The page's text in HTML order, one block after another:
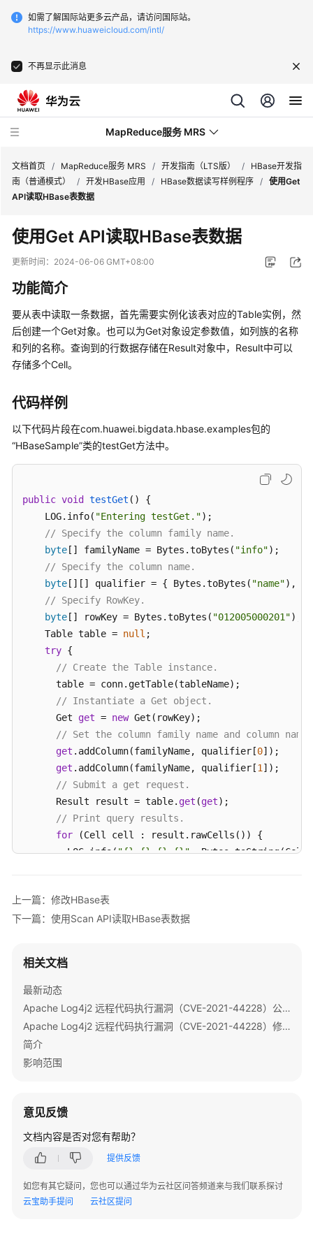
如需了解国际站更多云产品，请访问国际站。
https://www.huaweicloud.com/intl/
不再显示此消息
MapReduce服务 MRS
动
态
服
公
告
产
介
绍
计
南
（普
通
佳
实
践
开
发
开
指
（LTS
版）
文档首页 / MapReduce服务 MRS / 开发指南（LTS版） /
HBase开发指
南（普通模式）
/ 开发HBase应用 / HBase数据读写样例程序 / 使用Get
API读取HBase表数据
使用Get API读取HBase表数据
更新时间： 2024-06-06 GMT+08:00
功能简介
要从表中读取一条数据，首先需要实例化该表对应的Table实例，然
后创建一个Get对象。也可以为Get对象设定参数值，如列族的名称
和列的名称。查询到的行数据存储在Result对象中，Result中可以
存储多个Cell。
代码样例
以下代码片段在com.huawei.bigdata.hbase.examples包的
“HBaseSample”类的testGet方法中。
public void testGet ()
{
    LOG.info(
"Entering testGet.");
// Specify the column family name.
byte [] familyName = Bytes.toBytes( "info");
// Specify the column name.
byte [][] qualifier = { Bytes.toBytes( "name"),
// Specify RowKey.
byte [] rowKey = Bytes.toBytes( "012005000201");
    Table table =
null ;
try {
// Create the Table instance.
      table = conn.getTable(tableName);
// Instantiate a Get object.
      Get
get = new Get(rowKey);
// Set the column family name and column name.
get .addColumn(familyName, qualifier[0]);
get .addColumn(familyName, qualifier[1 ]);
// Submit a get request.
      Result result = table.
get (get);
// Print query results.
for (Cell cell : result.rawCells()) {
        LOG.info(
"{}:{},{},{}",
      }
      LOG.info(
"Get data successfully."
    }
finally
if
try {
// Close the HTable object.
        }
          LOG.error(
    }
    LOG.info(
"Exiting testGet."
  }
上一篇：修改HBase表
下一篇：使用Scan API读取HBase表数据
相关文档
最新动态
Apache Log4j2 远程代码执行漏洞（CVE-2021-44228）公告
Apache Log4j2 远程代码执行漏洞（CVE-2021-44228）修复指导
简介
影响范围
意见反馈
文档内容是否对您有帮助？
提供反馈
如您有其它疑问，您也可以通过华为云社区问答频道来与我们联系探讨
云宝助手提问
云社区提问